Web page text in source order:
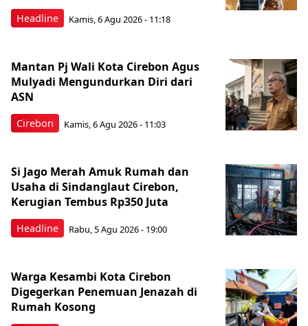
Headline Kamis, 6 Agu 2026 - 11:18
Cirebon
Mantan Pj Wali Kota Cirebon Agus
Mulyadi Mengundurkan Diri dari
ASN
Kamis, 6 Agu 2026 - 11:03
Headline
Si Jago Merah Amuk Rumah dan
Usaha di Sindanglaut Cirebon,
Kerugian Tembus Rp350 Juta
Rabu, 5 Agu 2026 - 19:00
Warga Kesambi Kota Cirebon
Digegerkan Penemuan Jenazah di
Rumah Kosong